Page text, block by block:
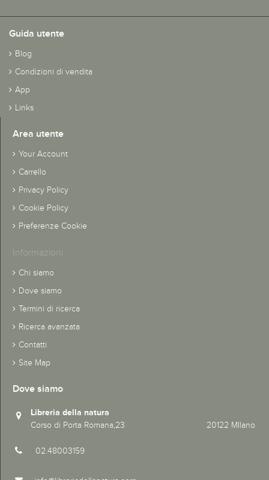
Guida utente
Blog
Condizioni di vendita
App
Links
Area utente
Your Account
Carrello
Privacy Policy
Cookie Policy
Preferenze Cookie
Informazioni
Chi siamo
Dove siamo
Termini di ricerca
Ricerca avanzata
Contatti
Site Map
Dove siamo
Libreria della natura
Corso di Porta Romana,23 20122 MIlano
02.48003159